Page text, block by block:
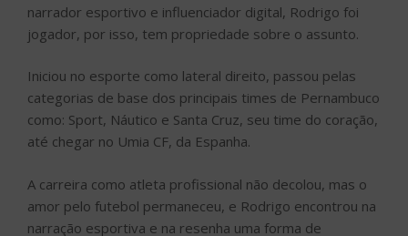
narrador esportivo e influenciador digital, Rodrigo foi
jogador, por isso, tem propriedade sobre o assunto.
Iniciou no esporte como lateral direito, passou pelas
categorias de base dos principais times de Pernambuco
como: Sport, Náutico e Santa Cruz, seu time do coração,
até chegar no Umia CF, da Espanha.
A carreira como atleta profissional não decolou, mas o
amor pelo futebol permaneceu, e Rodrigo encontrou na
narração esportiva e na resenha uma forma de